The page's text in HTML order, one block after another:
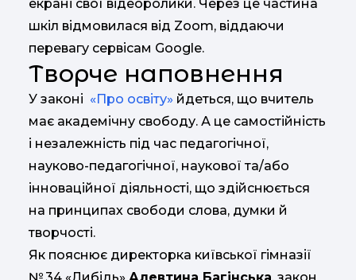
екрані свої відеоролики. Через це частина
шкіл відмовилася від Zoom, віддаючи
перевагу сервісам Google.
Творче наповнення
У законі «Про освіту» йдеться, що вчитель
має академічну свободу. А це самостійність
і незалежність під час педагогічної,
науково-педагогічної, наукової та/або
інноваційної діяльності, що здійснюється
на принципах свободи слова, думки й
творчості.
Як пояснює директорка київської гімназії